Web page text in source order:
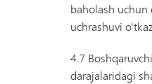
baholash
uchrashuvi
4.7
darajalaridagi